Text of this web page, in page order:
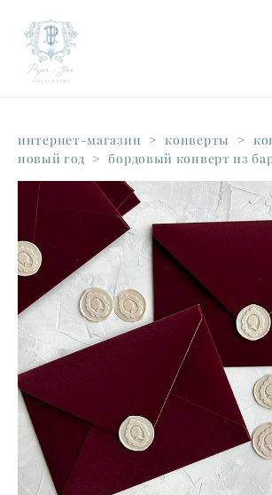
интернет-магазин > конверты >
новый год > бордовый конверт из